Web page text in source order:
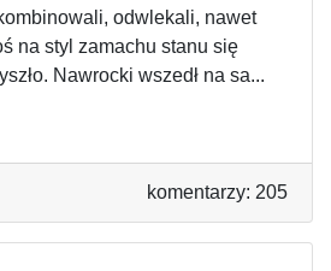
odwlekali, nawet
na styl zamachu stanu się
Nawrocki wszedł na sa...
komentarzy: 205